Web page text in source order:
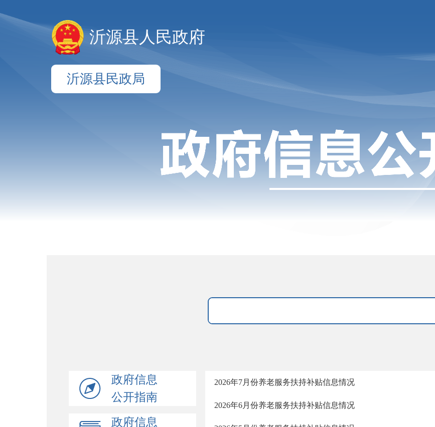
沂源县人民政府
沂源县民政局
政府信息
公开指南
政府信息
2026年7月份养老服务扶持补贴信息情况
2026年6月份养老服务扶持补贴信息情况